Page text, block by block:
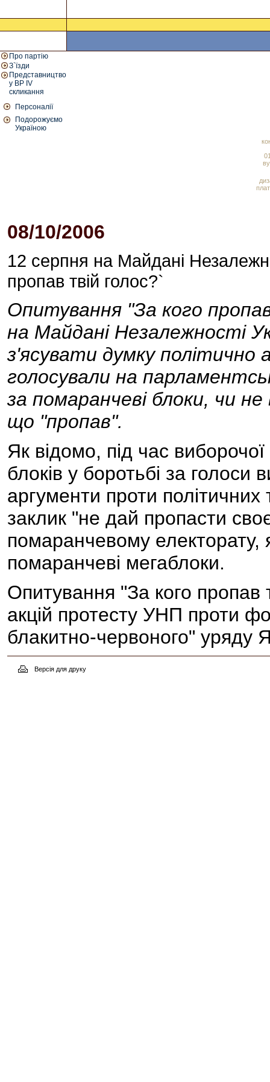
Про партію
З`їзди
Представництво
у ВР IV
скликання
Персоналії
Подорожуємо
Україною
08/10/2006
12 серпня на Майдані
пропав твій голос?`
Опитування "За кого
на Майдані Незалежності
з'ясувати думку політично
голосували на
за помаранчеві блоки, чи
що "пропав".
Як відомо, під час
блоків у боротьбі за голоси
аргументи проти політичних
заклик "не дай пропасти
помаранчевому електорату,
помаранчеві мегаблоки.
Опитування "За кого пропав
акцій протесту УНП проти
блакитно-червоного"
Версія для друку